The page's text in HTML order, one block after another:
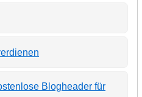
Blogheader für